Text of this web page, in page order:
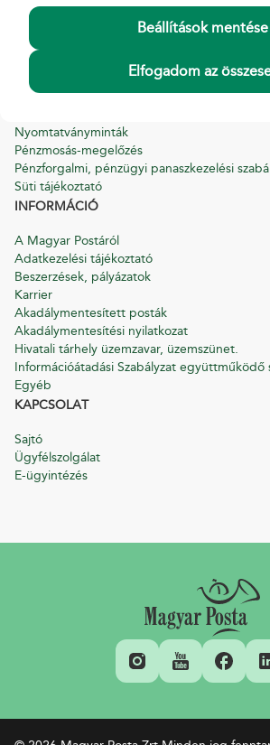
Beállítások mentése
Elfogadom az
MBH Bank akciók
HASZNOS
Általános Szerződési Feltételek
Hirdetmények
Nyomtatványminták
Pénzmosás-megelőzés
Pénzforgalmi, pénzügyi panaszkezelési
Süti tájékoztató
INFORMÁCIÓ
A Magyar Postáról
Adatkezelési tájékoztató
Beszerzések, pályázatok
Karrier
Akadálymentesített posták
Akadálymentesítési nyilatkozat
Hivatali tárhely üzemzavar, üzemszünet.
Információátadási Szabályzat együttműködő
Egyéb
KAPCSOLAT
Sajtó
Ügyfélszolgálat
E-ügyintézés